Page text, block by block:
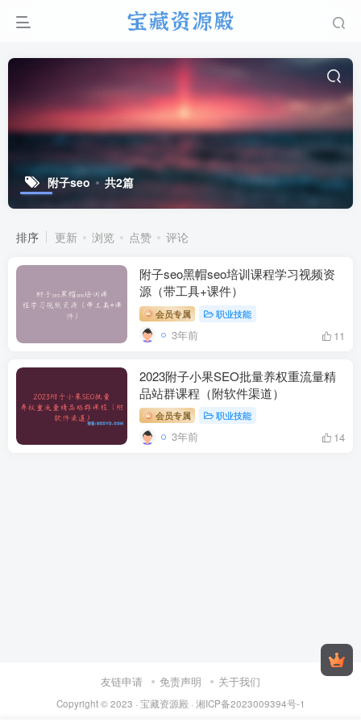
附子seo 共2篇
排序 更新 浏览 点赞 评论
附子seo黑帽seo培训课程学习视频资
源（带工具+课件）
会员专属 职业技能
3年前 11
2023附子小果SEO批量养权重流量精
品站群课程（附软件渠道）
会员专属 职业技能
3年前 14
友链申请 免责声明 关于我们
Copyright © 2023 · 宝藏资源殿· 湘ICP备2023009394号-1